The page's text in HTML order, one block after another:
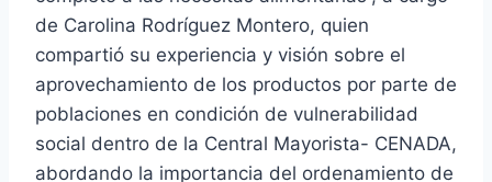
de Carolina Rodríguez Montero, quien
compartió su experiencia y visión sobre el
aprovechamiento de los productos por parte de
poblaciones en condición de vulnerabilidad
social dentro de la Central Mayorista- CENADA,
abordando la importancia del ordenamiento de